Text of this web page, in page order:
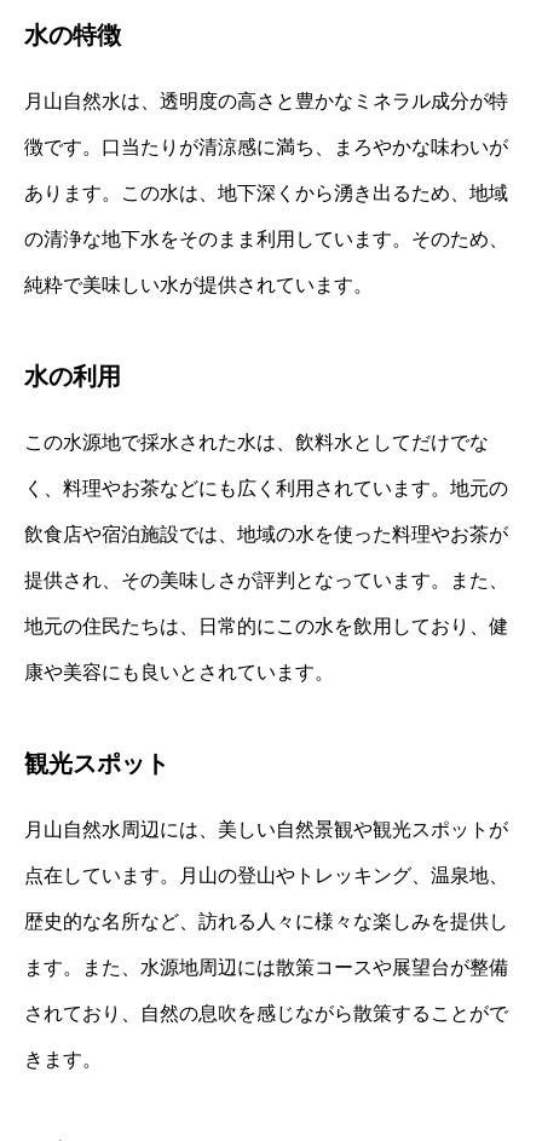
水の特徴
月山自然水は、透明度の高さと豊かなミネラル成分が特
徴です。口当たりが清涼感に満ち、まろやかな味わいが
あります。この水は、地下深くから湧き出るため、地域
の清浄な地下水をそのまま利用しています。そのため、
純粋で美味しい水が提供されています。
水の利用
この水源地で採水された水は、飲料水としてだけでな
く、料理やお茶などにも広く利用されています。地元の
飲食店や宿泊施設では、地域の水を使った料理やお茶が
提供され、その美味しさが評判となっています。また、
地元の住民たちは、日常的にこの水を飲用しており、健
康や美容にも良いとされています。
観光スポット
月山自然水周辺には、美しい自然景観や観光スポットが
点在しています。月山の登山やトレッキング、温泉地、
歴史的な名所など、訪れる人々に様々な楽しみを提供し
ます。また、水源地周辺には散策コースや展望台が整備
されており、自然の息吹を感じながら散策することがで
きます。